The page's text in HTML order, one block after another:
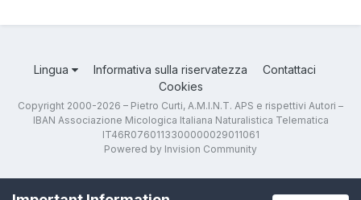
Lingua Informativa sulla riservatezza
Contattaci
Cookies
Copyright 2000-2026 – Pietro Curti, A.M.I.N.T. APS e rispettivi Autori –
IBAN Associazione Micologica Italiana Naturalistica Telematica
IT46R0760113300000029011061
Powered by Invision Community